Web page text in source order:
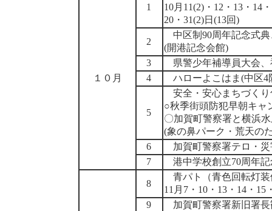
１０月
1
10月11(2)・12・13・14
20・31(2)日(13回)
2
中区制90周年記念式
(開港記念会館)
3
県警少年補導員大会
4
ハローよこはま(中区4
5
安全・安心まちづく
○秋季街頭防犯早朝キャ
〇加賀町警察署と横浜
(象の鼻パーク・荒天の
6
加賀町警察署テロ・
7
港中学校創立70周年
8
青パト（青色回転灯
11月7・10・13・14・15
9
加賀町警察署新旧署